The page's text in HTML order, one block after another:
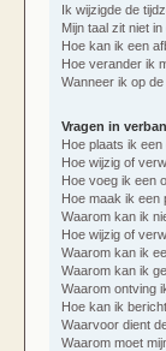
Ik wijzigde de
Mijn taal zit niet in
Hoe kan ik een
Hoe verander ik
Wanneer ik op
Vragen in
Hoe plaats ik
Hoe wijzig of
Hoe voeg ik een
Hoe maak ik een
Waarom kan ik
Hoe wijzig of
Waarom kan ik
Waarom kan ik
Waarom ontving
Hoe kan ik
Waarvoor dient
Waarom moet